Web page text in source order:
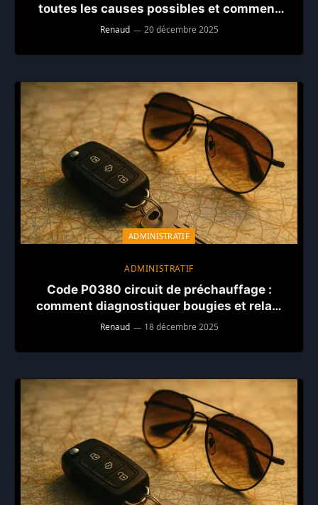
toutes les causes possibles et comment
réparer correctement
Renaud 20 décembre 2025
ADMINISTRATIF
ADMINISTRATIF
Code P0380 circuit de préchauffage :
comment diagnostiquer bougies et relais
sans erreur
Renaud 18 décembre 2025